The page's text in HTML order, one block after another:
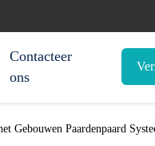
Contacteer
ons
Gebouwen Paardenpaard